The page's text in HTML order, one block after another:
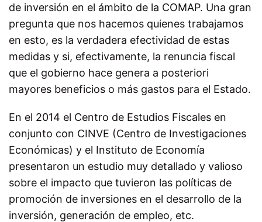
de inversión en el ámbito de la COMAP. Una gran
pregunta que nos hacemos quienes trabajamos
en esto, es la verdadera efectividad de estas
medidas y si, efectivamente, la renuncia fiscal
que el gobierno hace genera a posteriori
mayores beneficios o más gastos para el Estado.
En el 2014 el Centro de Estudios Fiscales en
conjunto con CINVE (Centro de Investigaciones
Económicas) y el Instituto de Economía
presentaron un estudio muy detallado y valioso
sobre el impacto que tuvieron las políticas de
promoción de inversiones en el desarrollo de la
inversión, generación de empleo, etc.